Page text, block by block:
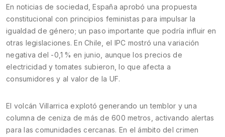
En noticias de sociedad, España aprobó una propuesta
constitucional con principios feministas para impulsar la
igualdad de género; un paso importante que podría influir en
otras legislaciones. En Chile, el IPC mostró una variación
negativa del -0,1 % en junio, aunque los precios de
electricidad y tomates subieron, lo que afecta a
consumidores y al valor de la UF.
El volcán Villarrica explotó generando un temblor y una
columna de ceniza de más de 600 metros, activando alertas
para las comunidades cercanas. En el ámbito del crimen